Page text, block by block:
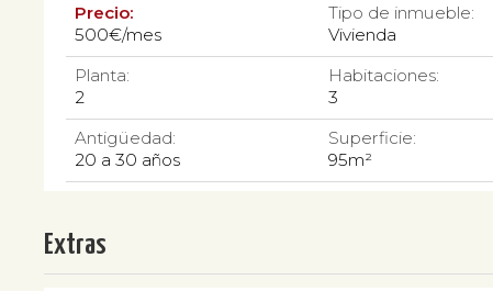
Precio:
500€/mes
Tipo de inmueble:
Vivienda
Planta:
2
Habitaciones:
3
Antigüedad:
20 a 30 años
Superficie:
95m²
Extras